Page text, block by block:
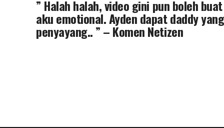
” Halah halah, video gini pun boleh buat
aku emotional. Ayden dapat daddy yang
penyayang.. ” – Komen Netizen